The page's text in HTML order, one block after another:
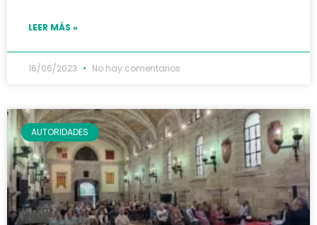
LEER MÁS »
16/06/2023 No hay comentarios
AUTORIDADES